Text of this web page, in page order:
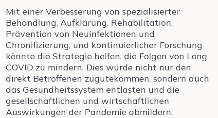
Mit einer Verbesserung von spezialisierter
Behandlung, Aufklärung, Rehabilitation,
Prävention von Neuinfektionen und
Chronifizierung, und kontinuierlicher Forschung
könnte die Strategie helfen, die Folgen von Long
COVID zu mindern. Dies würde nicht nur den
direkt Betroffenen zugutekommen, sondern auch
das Gesundheitssystem entlasten und die
gesellschaftlichen und wirtschaftlichen
Auswirkungen der Pandemie abmildern.